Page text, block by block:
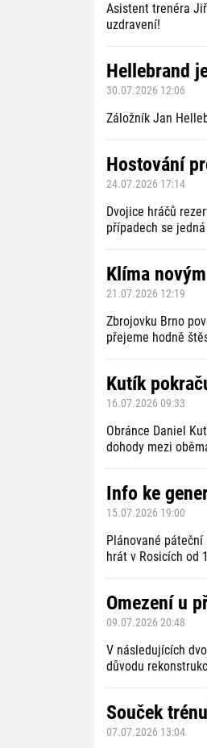
Asistent trenéra
uzdravení!
Hellebrand
30.07.2026 12:06
Záložník Jan
Hostování
24.07.2026 17:14
Dvojice hráčů
případech se
Klíma
21.07.2026 12:19
Zbrojovku Brno
přejeme hodně
Kutík
16.07.2026 09:33
Obránce Daniel
dohody mezi
Info ke
15.07.2026 19:00
Plánované
hrát v Rosicích od
Omezení u
09.07.2026 20:48
V následujících
důvodu
Souček
07.07.2026 13:04